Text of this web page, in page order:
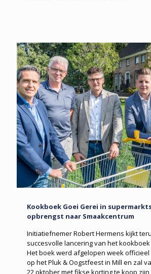
Kookboek Goei Gerei in
opbrengst naar Smaakcentrum
Initiatiefnemer Robert Hermens kijkt
succesvolle lancering van het kookboek
Het boek werd afgelopen week
op het Pluk & Oogstfeest in Mill en zal
22 oktober met fikse korting te koop